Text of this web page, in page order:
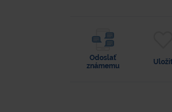
Odoslať
známemu